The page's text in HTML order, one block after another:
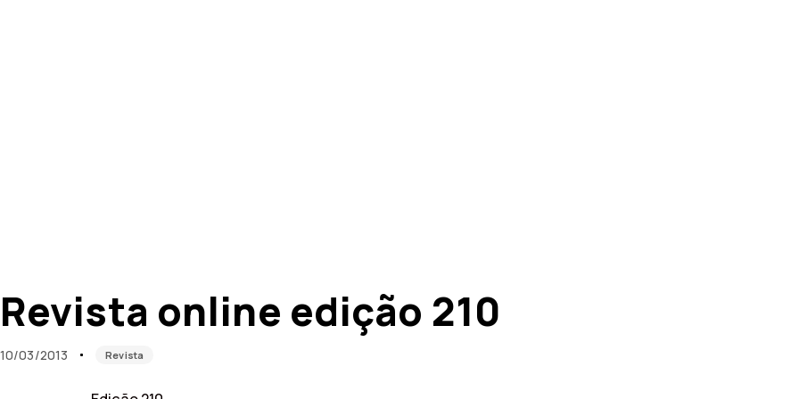
Revista online edição 210
10/03/2013 Revista